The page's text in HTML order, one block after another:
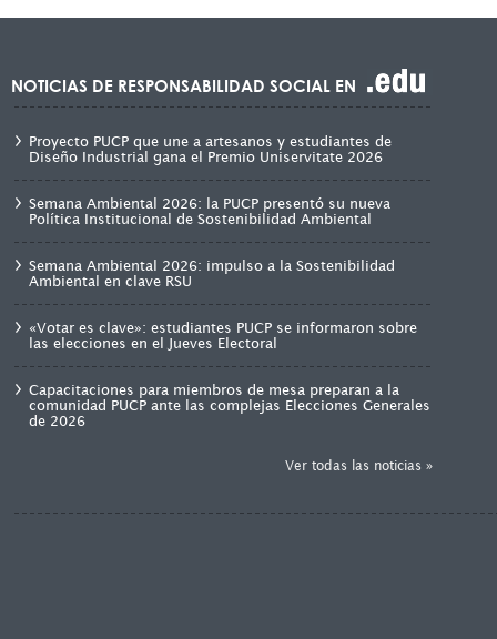
NOTICIAS DE RESPONSABILIDAD SOCIAL EN
Proyecto PUCP que une a artesanos y estudiantes de
Diseño Industrial gana el Premio Uniservitate 2026
Semana Ambiental 2026: la PUCP presentó su nueva
Política Institucional de Sostenibilidad Ambiental
Semana Ambiental 2026: impulso a la Sostenibilidad
Ambiental en clave RSU
«Votar es clave»: estudiantes PUCP se informaron sobre
las elecciones en el Jueves Electoral
Capacitaciones para miembros de mesa preparan a la
comunidad PUCP ante las complejas Elecciones Generales
de 2026
Ver todas las noticias »